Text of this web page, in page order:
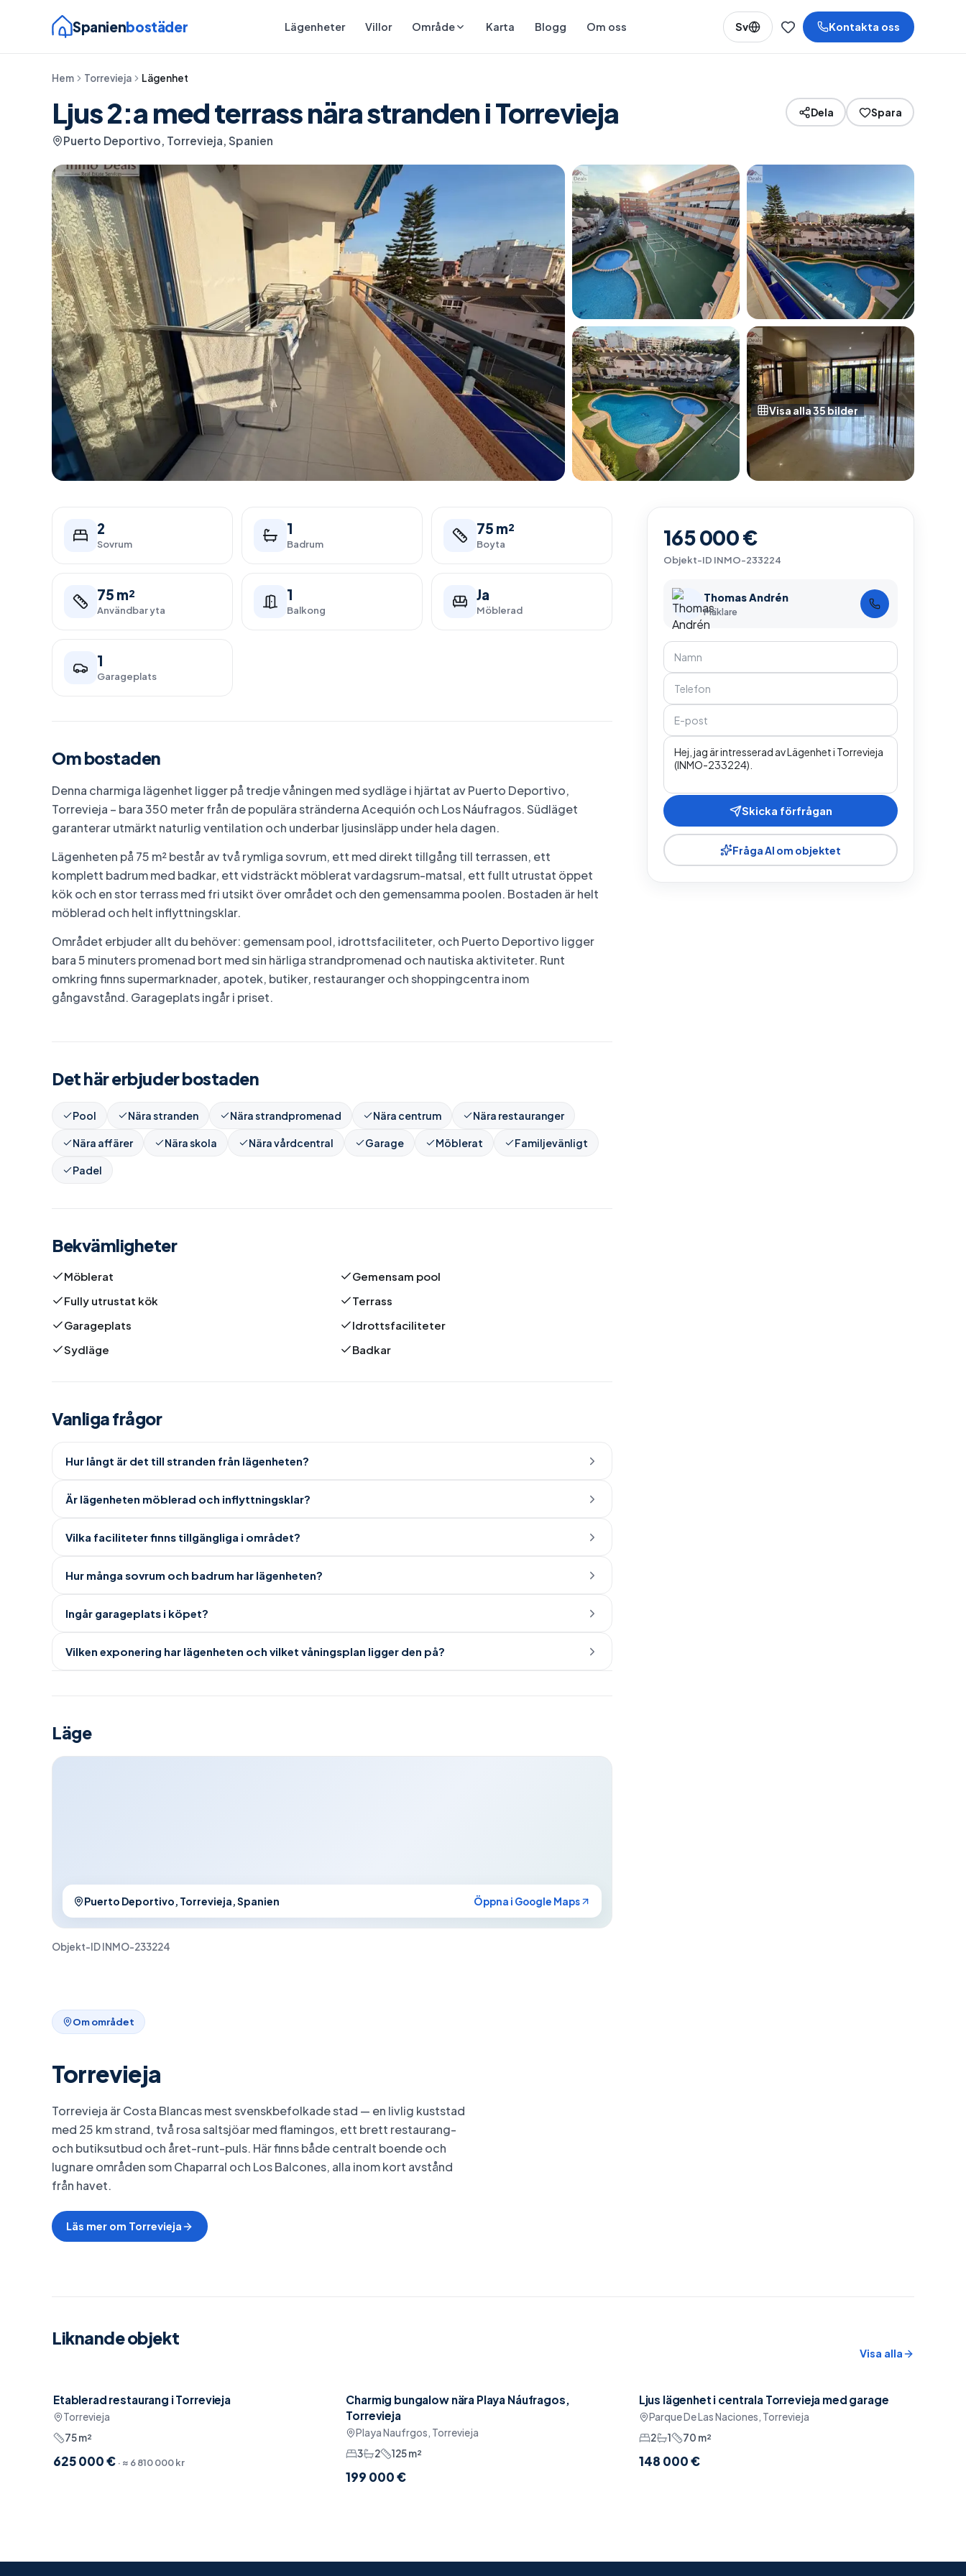
Spanienbostäder Lägenheter Villor Område Karta Blogg Om oss Sv Kontakta oss
Hem Torrevieja Lägenhet
Ljus 2:a med terrass nära stranden i Torrevieja
Puerto Deportivo, Torrevieja, Spanien
Dela Spara
Visa alla35bilder
2
Sovrum
1
Badrum
75 m²
Boyta
75 m²
Användbar yta
1
Balkong
Ja
Möblerad
1
Garageplats
Om bostaden
Denna charmiga lägenhet ligger på tredje våningen med sydläge i hjärtat av Puerto Deportivo,
Torrevieja – bara 350 meter från de populära stränderna Acequión och Los Náufragos. Südläget
garanterar utmärkt naturlig ventilation och underbar ljusinsläpp under hela dagen.
Lägenheten på 75 m² består av två rymliga sovrum, ett med direkt tillgång till terrassen, ett
komplett badrum med badkar, ett vidsträckt möblerat vardagsrum-matsal, ett fullt utrustat öppet
kök och en stor terrass med fri utsikt över området och den gemensamma poolen. Bostaden är helt
möblerad och helt inflyttningsklar.
Området erbjuder allt du behöver: gemensam pool, idrottsfaciliteter, och Puerto Deportivo ligger
bara 5 minuters promenad bort med sin härliga strandpromenad och nautiska aktiviteter. Runt
omkring finns supermarknader, apotek, butiker, restauranger och shoppingcentra inom
gångavstånd. Garageplats ingår i priset.
Det här erbjuder bostaden
Pool Nära stranden Nära strandpromenad Nära centrum Nära restauranger
Nära affärer Nära skola Nära vårdcentral Garage Möblerat Familjevänligt
Padel
Bekvämligheter
Möblerat
Gemensam pool
Fully utrustat kök
Terrass
Garageplats
Idrottsfaciliteter
Sydläge
Badkar
Vanliga frågor
Hur långt är det till stranden från lägenheten?
Är lägenheten möblerad och inflyttningsklar?
Vilka faciliteter finns tillgängliga i området?
Hur många sovrum och badrum har lägenheten?
Ingår garageplats i köpet?
Vilken exponering har lägenheten och vilket våningsplan ligger den på?
Läge
Puerto Deportivo, Torrevieja, Spanien Öppna i Google Maps
Objekt-IDINMO-233224
165 000 €
Objekt-ID INMO-233224
Thomas Andrén
Mäklare
Skicka förfrågan
Fråga AI om objektet
Om området
Torrevieja
Torrevieja är Costa Blancas mest svenskbefolkade stad — en livlig kuststad
med 25 km strand, två rosa saltsjöar med flamingos, ett brett restaurang-
och butiksutbud och året-runt-puls. Här finns både centralt boende och
lugnare områden som Chaparral och Los Balcones, alla inom kort avstånd
från havet.
Läs mer om Torrevieja
Liknande objekt
Visa alla
Nära restauranger
Etablerad restaurang i Torrevieja
Torrevieja
75m²
625 000 € · ≈ 6 810 000 kr
Möblerat
Charmig bungalow nära Playa Náufragos,
Torrevieja
Playa Naufrgos, Torrevieja
3
2 125m²
199 000 €
Reserverad Pool
Ljus lägenhet i centrala Torrevieja med garage
Parque De Las Naciones, Torrevieja
2
1 70 m²
148 000 €